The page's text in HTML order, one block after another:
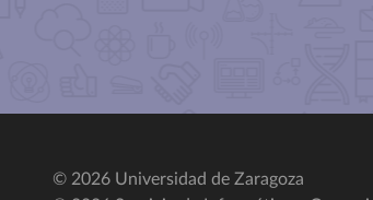
© 2026 Universidad de Zaragoza